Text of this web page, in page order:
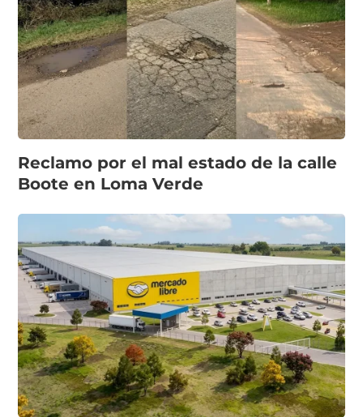
Reclamo por el mal estado de la calle
Boote en Loma Verde